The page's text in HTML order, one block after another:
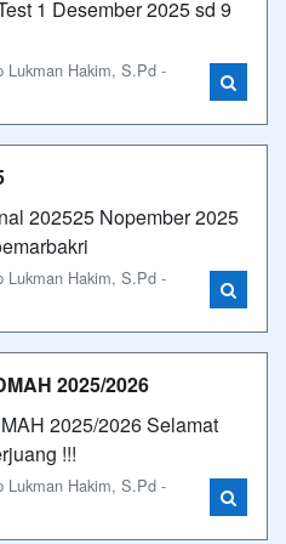
1 Desember 2025 sd 9
Lukman Hakim, S.Pd -
202525 Nopember 2025
Lukman Hakim, S.Pd -
2025/2026
2025/2026 Selamat
!!!
Lukman Hakim, S.Pd -